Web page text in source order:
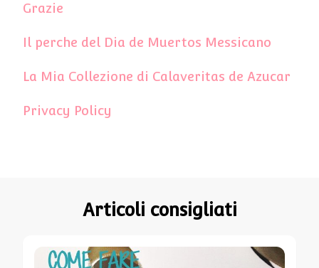
Grazie
Il perche del Dia de Muertos Messicano
La Mia Collezione di Calaveritas de Azucar
Privacy Policy
Articoli consigliati